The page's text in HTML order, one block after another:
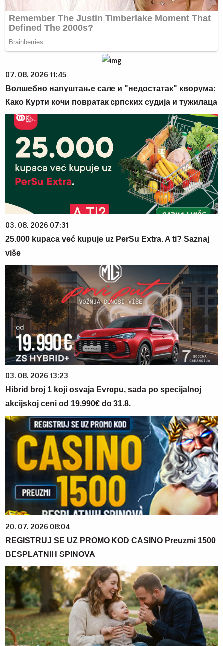
07. 08. 2026 11:45
Волшебно напуштање сале и "недостатак" кворума:
Како Курти кочи повратак српских судија и тужилаца
03. 08. 2026 07:31
25.000 kupaca već kupuje uz PerSu Extra. A ti? Saznaj
više
03. 08. 2026 13:23
Hibrid broj 1 koji osvaja Evropu, sada po specijalnoj
akcijskoj ceni od 19.990€ do 31.8.
20. 07. 2026 08:04
REGISTRUJ SE UZ PROMO KOD CASINO Preuzmi 1500
BESPLATNIH SPINOVA